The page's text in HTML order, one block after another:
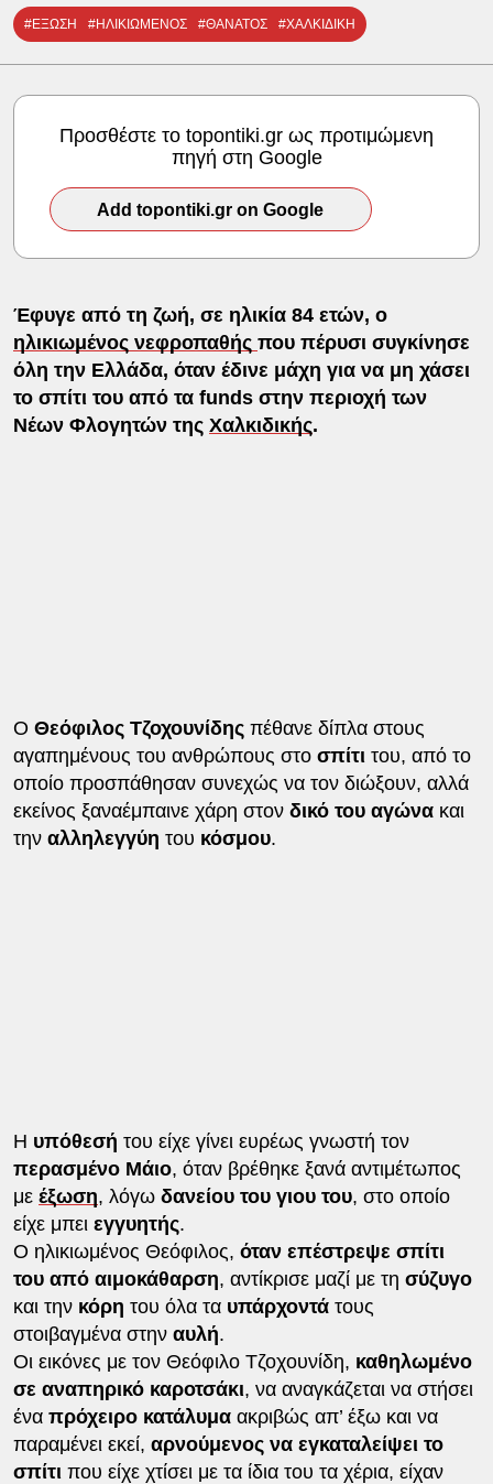
#ΕΞΩΣΗ #ΗΛΙΚΙΩΜΕΝΟΣ #ΘΑΝΑΤΟΣ #ΧΑΛΚΙΔΙΚΗ
Προσθέστε το topontiki.gr ως προτιμώμενη
πηγή στη Google
Add topontiki.gr on Google
Έφυγε από τη ζωή, σε ηλικία 84 ετών, ο
ηλικιωμένος νεφροπαθής που πέρυσι συγκίνησε
όλη την Ελλάδα, όταν έδινε μάχη για να μη χάσει
το σπίτι του από τα funds στην περιοχή των
Νέων Φλογητών της Χαλκιδικής.
Ο Θεόφιλος Τζοχουνίδηςπέθανε δίπλα στους
αγαπημένους του ανθρώπους στο σπίτι του, από το
οποίο προσπάθησαν συνεχώς να τον διώξουν, αλλά
εκείνος ξαναέμπαινε χάρη στον δικό του αγώνακαι
την αλληλεγγύη του κόσμου.
Η υπόθεσή του είχε γίνει ευρέως γνωστή τον
περασμένο Μάιο, όταν βρέθηκε ξανά αντιμέτωπος
με έξωση, λόγω δανείου του γιου του, στο οποίο
είχε μπει εγγυητής.
Ο ηλικιωμένος Θεόφιλος, όταν επέστρεψε σπίτι
του από αιμοκάθαρση, αντίκρισε μαζί με τη σύζυγο
και την κόρη του όλα τα υπάρχοντά τους
στοιβαγμένα στην αυλή.
Οι εικόνες με τον Θεόφιλο Τζοχουνίδη, καθηλωμένο
σε αναπηρικό καροτσάκι, να αναγκάζεται να στήσει
ένα πρόχειρο κατάλυμα ακριβώς απ’ έξω και να
παραμένει εκεί, αρνούμενος να εγκαταλείψει το
σπίτι που είχε χτίσει με τα ίδια του τα χέρια, είχαν